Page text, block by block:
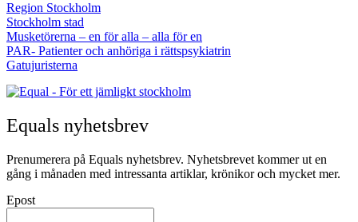
Region Stockholm
Stockholm stad
Musketörerna – en för alla – alla för en
PAR- Patienter och anhöriga i rättspsykiatrin
Gatujuristerna
Equals nyhetsbrev
Prenumerera på Equals nyhetsbrev. Nyhetsbrevet kommer ut en
gång i månaden med intressanta artiklar, krönikor och mycket mer.
Epost